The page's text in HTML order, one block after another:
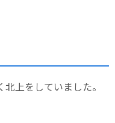
上をしていました。